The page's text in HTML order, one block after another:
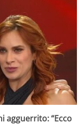
agguerrito: “Ecco